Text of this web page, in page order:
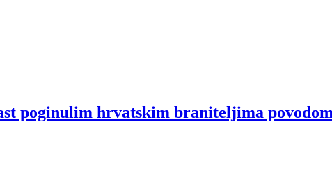
poginulim hrvatskim braniteljima